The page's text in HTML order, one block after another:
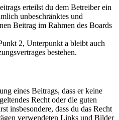
erteilst du dem Betreiber ein
unbeschränktes und
Beitrag im Rahmen des Boards
2, Unterpunkt a bleibt auch
bestehen.
eines Beitrags, dass er keine
Recht oder die guten
insbesondere, dass du das Recht
verwendeten Links und Bilder